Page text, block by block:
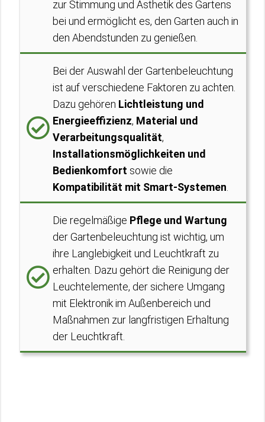
zur Stimmung und Ästhetik des Gartens
bei und ermöglicht es, den Garten auch in
den Abendstunden zu genießen.
Bei der Auswahl der Gartenbeleuchtung
ist auf verschiedene Faktoren zu achten.
Dazu gehören Lichtleistung und
Energieeffizienz, Material und
Verarbeitungsqualität,
Installationsmöglichkeiten und
Bedienkomfort sowie die
Kompatibilität mit Smart-Systemen
Die regelmäßige Pflege und Wartung
der Gartenbeleuchtung ist wichtig, um
ihre Langlebigkeit und Leuchtkraft zu
erhalten. Dazu gehört die Reinigung der
Leuchtelemente, der sichere Umgang
mit Elektronik im Außenbereich und
Maßnahmen zur langfristigen Erhaltung
der Leuchtkraft.